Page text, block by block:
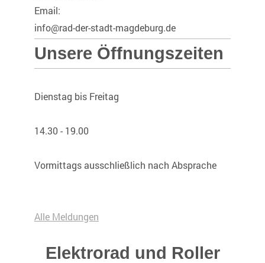
Email:
info@rad-der-stadt-magdeburg.de
Unsere Öffnungszeiten
Dienstag bis Freitag
14.30 - 19.00
Vormittags ausschließlich nach Absprache
Alle Meldungen
Elektrorad und Roller